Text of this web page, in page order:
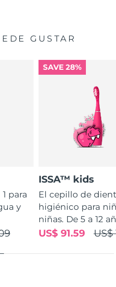
GUSTAR
para
y
SAVE 28%
ISSA™ kids
El cepillo de
higiénico para
niñas. De 5 a 12
US$
US$ 91.59